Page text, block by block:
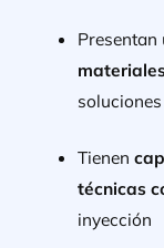
Tienen
técnicas
inyección